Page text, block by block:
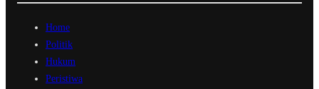
Home
Politik
Hukum
Peristiwa